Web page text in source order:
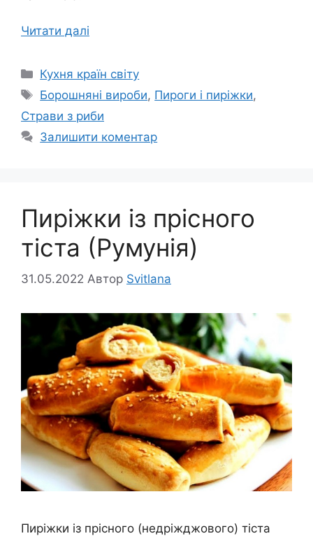
Читати далі
Категорії
Кухня країн світу
Позначки
Борошняні вироби, Пироги і пиріжки,
Страви з риби
Залишити коментар
Пиріжки із прісного
тіста (Румунія)
31.05.2022 Автор Svitlana
Пиріжки із прісного (недріжджового) тіста